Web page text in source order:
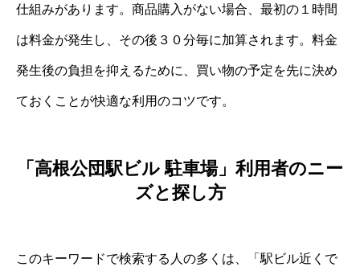
仕組みがあります。商品購入がない場合、最初の１時間
は料金が発生し、その後３０分毎に加算されます。料金
発生後の負担を抑えるために、買い物の予定を先に決め
ておくことが快適な利用のコツです。
「高根公団駅ビル 駐車場」利用者のニー
ズと探し方
このキーワードで検索する人の多くは、「駅ビル近くで